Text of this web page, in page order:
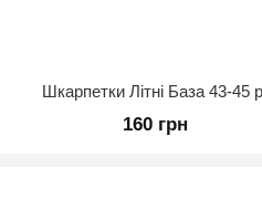
Шкарпетки Літні База 43-45
160 грн